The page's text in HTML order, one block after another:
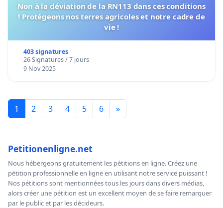
Non à la déviation de la RN113 dans ces conditions
! Protégeons nos terres agricoles et notre cadre de
vie !
403 signatures
26 Signatures / 7 jours
9 Nov 2025
1 2 3 4 5 6 »
Petitionenligne.net
Nous hébergeons gratuitement les pétitions en ligne. Créez une
pétition professionnelle en ligne en utilisant notre service puissant !
Nos pétitions sont mentionnées tous les jours dans divers médias,
alors créer une pétition est un excellent moyen de se faire remarquer
par le public et par les décideurs.